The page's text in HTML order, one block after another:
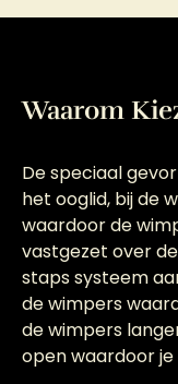
Waarom
De speciaal
het ooglid, bij de
waardoor de
vastgezet over
staps systeem
de wimpers
de wimpers
open waardoor